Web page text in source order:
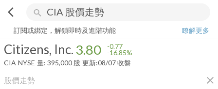
arrow_back_ios search
Citizens, Inc. 3.80-16.85%
訂閱或綁定，解鎖即時及進階功能
瞭解更多
Citizens, Inc. 3.80 -0.77
-16.85%
CIA NYSE 量: 395,000 股 更新:08/07 收盤
股價走勢 close